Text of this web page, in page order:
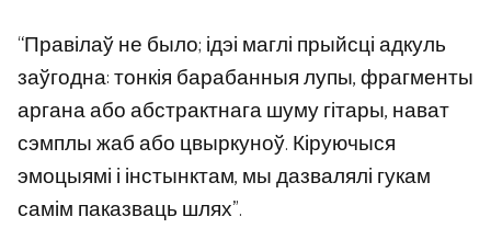
“Правілаў не было; ідэі маглі прыйсці адкуль
заўгодна: тонкія барабанныя лупы, фрагменты
аргана або абстрактнага шуму гітары, нават
сэмплы жаб або цвыркуноў. Кіруючыся
эмоцыямі і інстынктам, мы дазвалялі гукам
самім паказваць шлях”.